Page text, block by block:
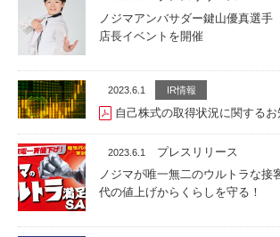
ノジマアンバサダー鍵山優真選手
店長イベントを開催
2023.6.1 IR情報
自己株式の取得状況に関する
2023.6.1
プレスリリース
ノジマが唯一無二のウルトラな接
代の値上げからくらしを守る！